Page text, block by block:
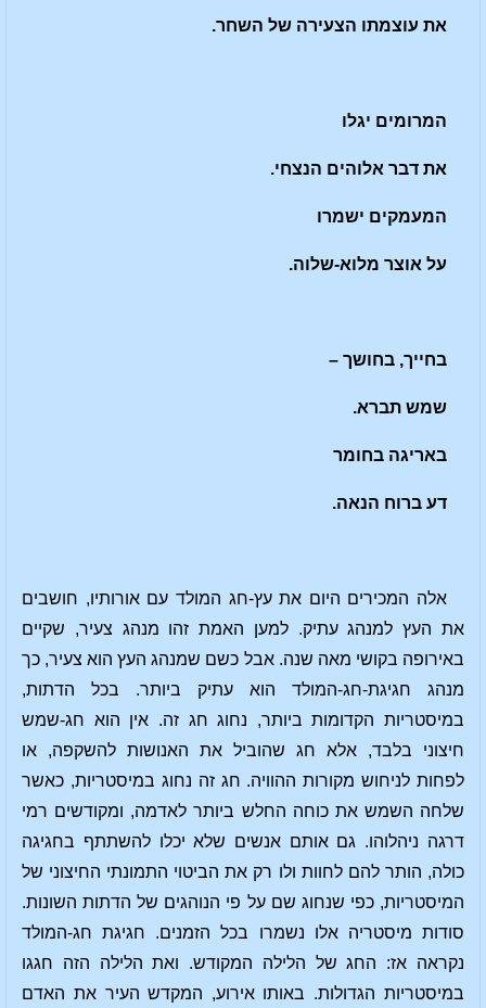
את עוצמתו הצעירה של השחר.
המרומים יגלו
את דבר אלוהים הנצחי.
המעמקים ישמרו
על אוצר מלוא-שלוה.
בחייך, בחושך –
שמש תברא.
באריגה בחומר
דע ברוח הנאה.
אלה המכירים היום את עץ-חג המולד עם אורותיו, חושבים
את העץ למנהג עתיק. למען האמת זהו מנהג צעיר, שקיים
באירופה בקושי מאה שנה. אבל כשם שמנהג העץ הוא צעיר, כך
מנהג חגיגת-חג-המולד הוא עתיק ביותר. בכל הדתות,
במיסטריות הקדומות ביותר, נחוג חג זה. אין הוא חג-שמש
חיצוני בלבד, אלא חג שהוביל את האנושות להשקפה, או
לפחות לניחוש מקורות ההוויה. חג זה נחוג במיסטריות, כאשר
שלחה השמש את כוחה החלש ביותר לאדמה, ומקודשים רמי
דרגה ניהלוהו. גם אותם אנשים שלא יכלו להשתתף בחגיגה
כולה, הותר להם לחוות ולו רק את הביטוי התמונתי החיצוני של
המיסטריות, כפי שנחוג שם על פי הנוהגים של הדתות השונות.
סודות מיסטריה אלו נשמרו בכל הזמנים. חגיגת חג-המולד
נקראה אז: החג של הלילה המקודש. ואת הלילה הזה חגגו
במיסטריות הגדולות. באותו אירוע, המקדש העיר את האדם